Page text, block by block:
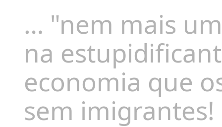
… "nem mais
na
economia que
sem